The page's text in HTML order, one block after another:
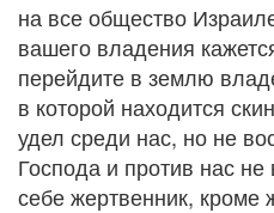
на все общество
вашего владения
перейдите в землю
в которой находится
удел среди нас, но не
Господа и против нас
себе жертвенник, кроме